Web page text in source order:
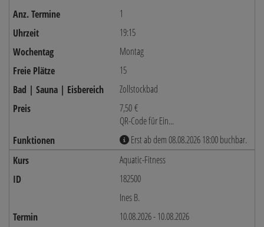
1
19:15
Montag
15
Zollstockbad
7,50 €
QR-Code für Ein...
Erst ab dem 08.08.2026 18:00 buchbar.
Aquatic-Fitness
182500
Ines B.
10.08.2026 - 10.08.2026